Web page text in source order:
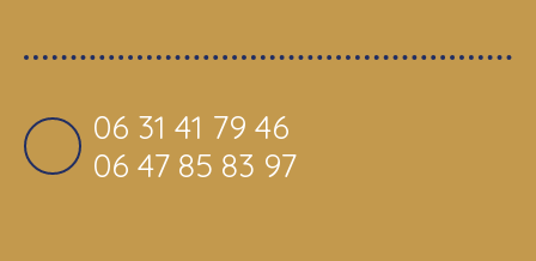
06 31 41 79 46
06 47 85 83 97